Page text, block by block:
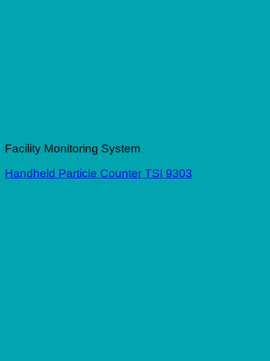
Facility Monitoring System
Handheld Particle Counter TSI 9303